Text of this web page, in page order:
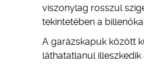
viszonylag rosszul
tekintetében a
A garázskapuk között
láthatatlanul illeszkedik